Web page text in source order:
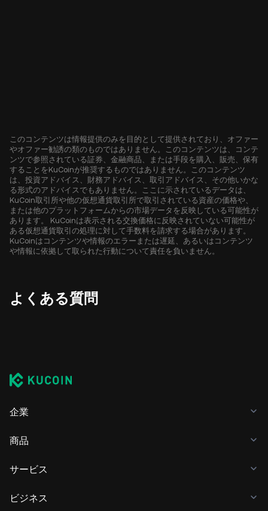
このコンテンツは情報提供のみを目的として提供されており、オファー
やオファー勧誘の類のものではありません。このコンテンツは、コンテ
ンツで参照されている証券、金融商品、または手段を購入、販売、保有
することをKuCoinが推奨するものではありません。このコンテンツ
は、投資アドバイス、財務アドバイス、取引アドバイス、その他いかな
る形式のアドバイスでもありません。ここに示されているデータは、
KuCoin取引所や他の仮想通貨取引所で取引されている資産の価格や、
または他のプラットフォームからの市場データを反映している可能性が
あります。 KuCoinは表示される交換価格に反映されていない可能性が
ある仮想通貨取引の処理に対して手数料を請求する場合があります。
KuCoinはコンテンツや情報のエラーまたは遅延、あるいはコンテンツ
や情報に依拠して取られた行動について責任を負いません。
よくある質問
企業
商品
サービス
ビジネス